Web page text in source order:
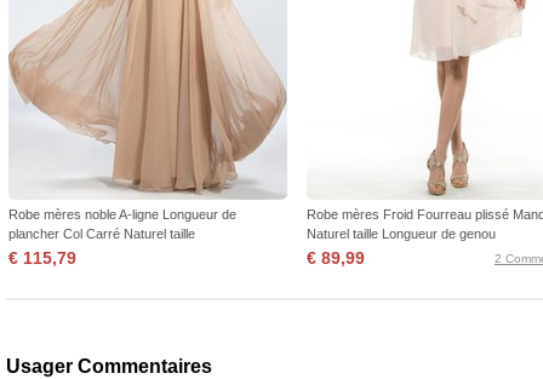
Robe mères noble A-ligne Longueur de
plancher Col Carré Naturel taille
€ 115,79
Robe mères Froid Fourreau plissé
Naturel taille Longueur de genou
€ 89,99 2
Usager Commentaires